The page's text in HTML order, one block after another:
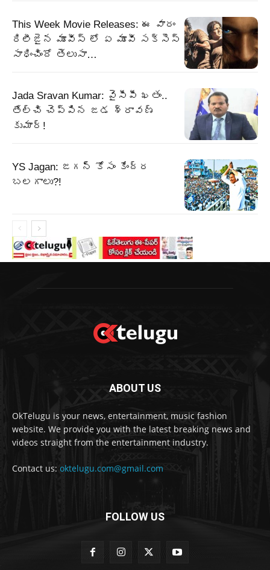
This Week Movie Releases: ఈ వారం
రిలీజైన మూవీస్ లో ఏ మూవీ సక్సెస్
సాధించిందో తెలుసా…
Jada Sravan Kumar: వైసీపీ ఖతం..
తేల్చి చెప్పిన జడ శ్రావణ్
కుమార్!
YS Jagan: జగన్ కోసం కేంద్ర
బలగాలు?!
ABOUT US
OkTelugu is your news, entertainment, music fashion
website. We provide you with the latest breaking news and
videos straight from the entertainment industry.
Contact us: oktelugu.com@gmail.com
FOLLOW US